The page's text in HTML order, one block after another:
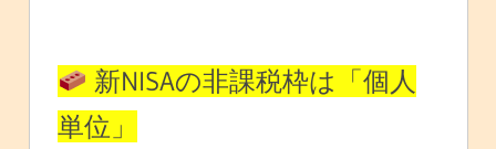
新NISAの非課税枠は「個人
単位」